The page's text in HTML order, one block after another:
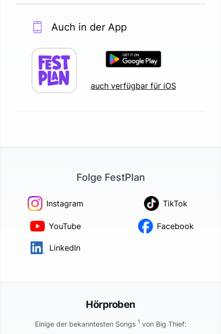
Auch in der App
auch verfügbar für iOS
Folge FestPlan
Instagram TikTok
YouTube Facebook
LinkedIn
Hörproben
Einige der bekanntesten Songs 1 von Big Thief: